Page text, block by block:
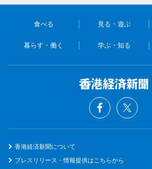
食べる 見る・遊ぶ
暮らす・働く 学ぶ・知る
香港経済新聞について
プレスリリース・情報提供はこちらから